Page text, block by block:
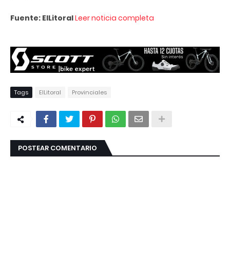
Fuente: ElLitoralLeer noticia completa
Tags ElLitoral Provinciales
POSTEAR COMENTARIO